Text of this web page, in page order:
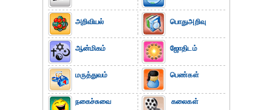
அறிவியல்
ஆன்மிகம்
மருத்துவம்
நகைச்சுவை
பொதுஅறிவு
ஜோதிடம்
பெண்கள்
கலைகள்